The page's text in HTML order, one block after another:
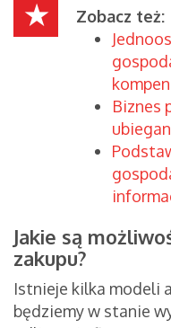
Zobacz też:
Biznes
Jakie są
zakupu?
Istnieje kilka modeli
będziemy w stanie